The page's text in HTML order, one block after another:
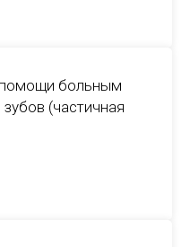
больным
(частичная